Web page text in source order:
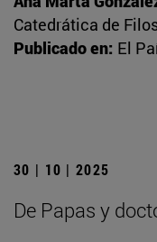
Catedrática de
Publicado en: El
30 | 10 | 2025
De Papas y